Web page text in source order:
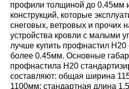
профили толщиной до 0.45мм
конструкций, которые
снеговых, ветровых и прочих
устройства кровли с малыми
лучше купить профнастил
более 0.45мм. Основные
профнастила Н20
составляют: общая ширина
1100мм; стандартная длина